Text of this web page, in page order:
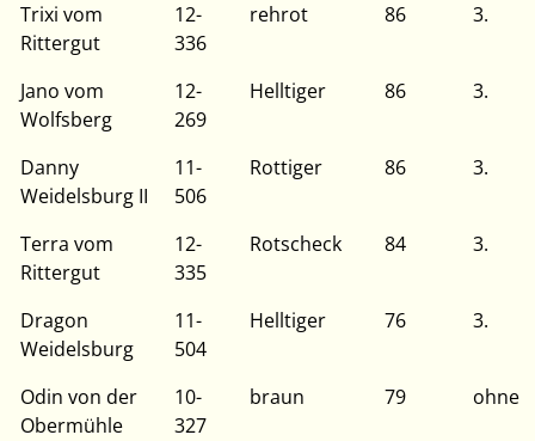
Trixi vom
Rittergut
12-
336
rehrot 86 3.
Jano vom
Wolfsberg
12-
269
Helltiger 86 3.
Danny
Weidelsburg II
11-
506
Rottiger 86 3.
Terra vom
Rittergut
12-
335
Rotscheck 84 3.
Dragon
Weidelsburg
11-
504
Helltiger 76 3.
Odin von der
Obermühle
10-
327
braun 79 ohne